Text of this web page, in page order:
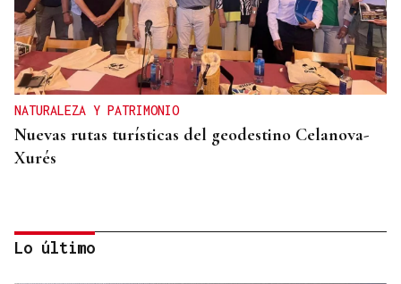
NATURALEZA Y PATRIMONIO
Nuevas rutas turísticas del geodestino Celanova-
Xurés
Lo último